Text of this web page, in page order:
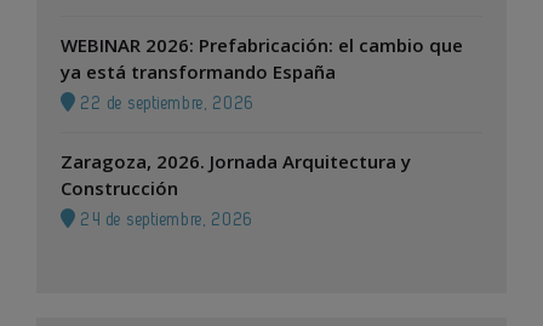
WEBINAR 2026: Prefabricación: el cambio que
ya está transformando España
22 de septiembre, 2026
Zaragoza, 2026. Jornada Arquitectura y
Construcción
24 de septiembre, 2026